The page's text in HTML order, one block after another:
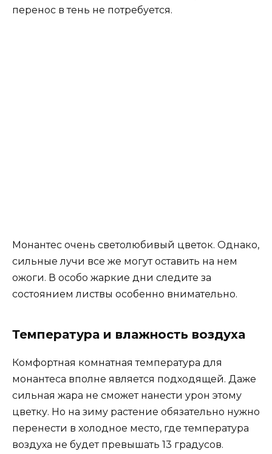
перенос в тень не потребуется.
Монантес очень светолюбивый цветок. Однако,
сильные лучи все же могут оставить на нем
ожоги. В особо жаркие дни следите за
состоянием листвы особенно внимательно.
Температура и влажность воздуха
Комфортная комнатная температура для
монантеса вполне является подходящей. Даже
сильная жара не сможет нанести урон этому
цветку. Но на зиму растение обязательно нужно
перенести в холодное место, где температура
воздуха не будет превышать 13 градусов.